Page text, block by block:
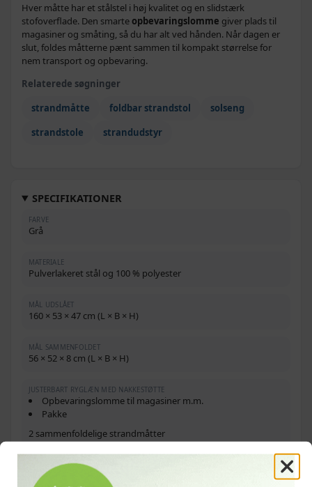
Hver måtte har et stålstel i høj kvalitet og en slidstærk
stofoverflade. Den smarte opbevaringslomme giver plads til
magasiner og småting, så du har alt ved hånden. Når dagen er
slut, foldes måtterne pænt sammen til kompakt størrelse for
nem transport og opbevaring.
Relaterede søgninger
strandmåtte
foldbar strandstol
solseng
strandstole
strandudstyr
SPECIFIKATIONER
FARVE
Grå
MATERIALE
Pulverlakeret stål og 100 % polyester
MÅL UDSLÅET
160 × 53 × 47 cm (L × B × H)
MÅL SAMMENFOLDET
56 × 52 × 8 cm (L × B × H)
JUSTERBART RYGLÆN MED NAKKESTØTTE
Opbevaringslomme til magasiner m.m.
Pakke
2 sammenfoldelige strandmåtter